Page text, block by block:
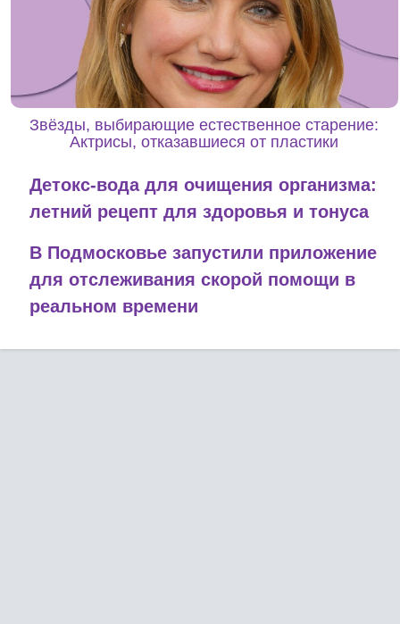
Звёзды, выбирающие естественное старение:
Актрисы, отказавшиеся от пластики
Детокс-вода для очищения организма:
летний рецепт для здоровья и тонуса
В Подмосковье запустили приложение
для отслеживания скорой помощи в
реальном времени